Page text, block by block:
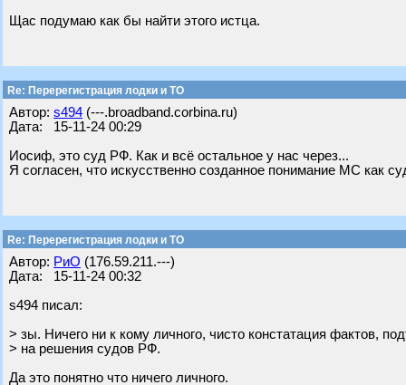
Щас подумаю как бы найти этого истца.
Re: Перерегистрация лодки и ТО
Автор: s494 (---.broadband.corbina.ru)
Дата: 15-11-24 00:29
Иосиф, это суд РФ. Как и всё остальное у нас через...
Я согласен, что искусственно созданное понимание МС как
Re: Перерегистрация лодки и ТО
Автор: РиО (176.59.211.---)
Дата: 15-11-24 00:32
s494 писал:
> зы. Ничего ни к кому личного, чисто констатация фактов,
> на решения судов РФ.
Да это понятно что ничего личного.